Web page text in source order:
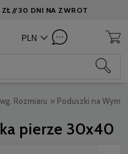
ZŁ //30 DNI NA ZWROT
Rozmiaru » Poduszki na
pierze 30x40